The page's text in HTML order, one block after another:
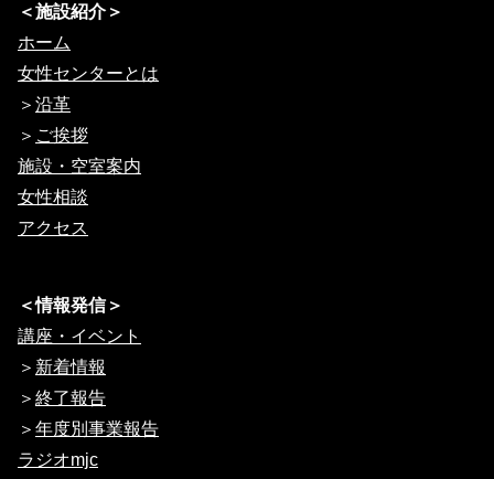
＜施設紹介＞
ホーム
女性センターとは
＞ 沿革
＞ ご挨拶
施設・空室案内
女性相談
アクセス
＜情報発信＞
講座・イベント
＞ 新着情報
＞ 終了報告
＞ 年度別事業報告
ラジオmjc